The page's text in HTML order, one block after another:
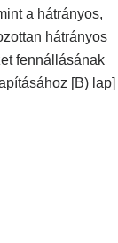
a hátrányos,
hátrányos
fennállásának
[B) lap]